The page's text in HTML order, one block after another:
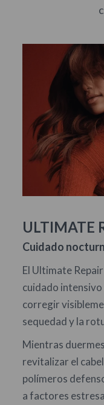
ULTIMATE
Cuidado
El Ultimate
cuidado intensivo
corregir
sequedad y la
Mientras
revitalizar el
polímeros
a factores